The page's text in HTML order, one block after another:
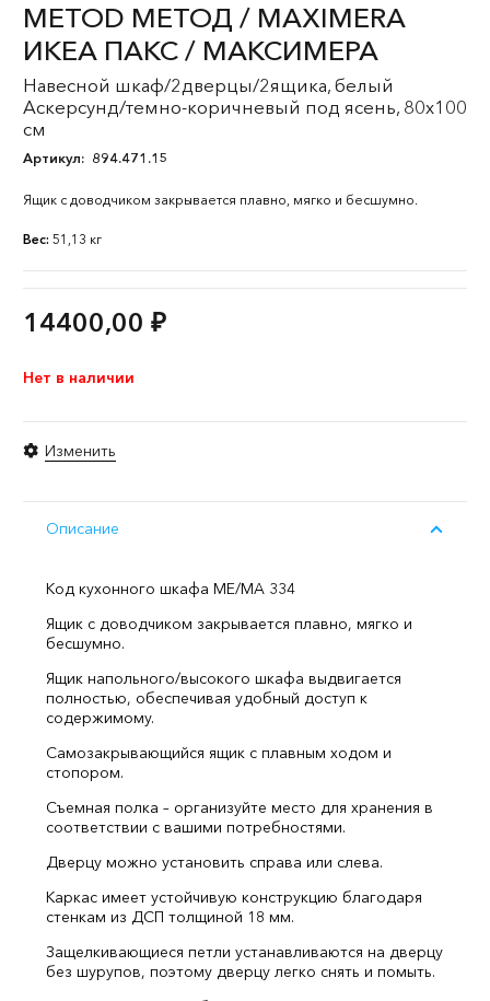
METOD МЕТОД / MAXIMERA
ИКЕА ПАКС / МАКСИМЕРА
Навесной шкаф/2дверцы/2ящика, белый
Аскерсунд/темно-коричневый под ясень, 80x100
см
Артикул: 894.471.15
Ящик с доводчиком закрывается плавно, мягко и бесшумно.
Вес: 51,13 кг
14400,00 ₽
Нет в наличии
Изменить
Описание
Код кухонного шкафа ME/MA 334
Ящик с доводчиком закрывается плавно, мягко и
бесшумно.
Ящик напольного/высокого шкафа выдвигается
полностью, обеспечивая удобный доступ к
содержимому.
Cамозакрывающийся ящик с плавным ходом и
стопором.
Съемная полка – организуйте место для хранения в
соответствии с вашими потребностями.
Дверцу можно установить справа или слева.
Каркас имеет устойчивую конструкцию благодаря
стенкам из ДСП толщиной 18 мм.
Защелкивающиеся петли устанавливаются на дверцу
без шурупов, поэтому дверцу легко снять и помыть.